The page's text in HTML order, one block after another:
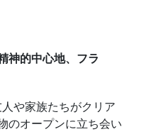
神的中心地、フラ
や家族たちがクリア
のオープンに立ち会い